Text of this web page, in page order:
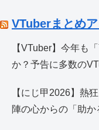
VTuberまとめ
【VTuber】今年も
か？予告に多数の
【にじ甲2026】熱
陣の心からの「助